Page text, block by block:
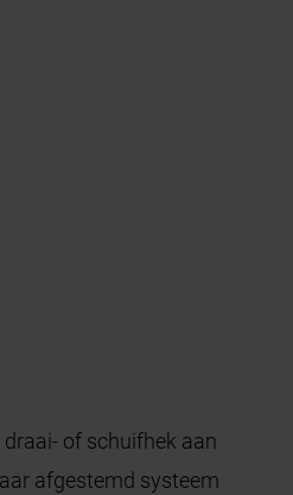
of schuifhek aan
afgestemd systeem